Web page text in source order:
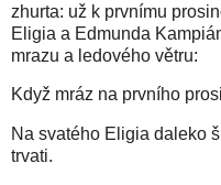
zhurta: už k prvnímu
Eligia a Edmunda
mrazu a ledového větru:
Když mráz na prvního
Na svatého Eligia daleko
trvati.